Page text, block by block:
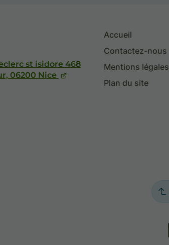
st isidore 468
06200 Nice
Accueil
Contactez-nous
Mentions légales
Plan du site